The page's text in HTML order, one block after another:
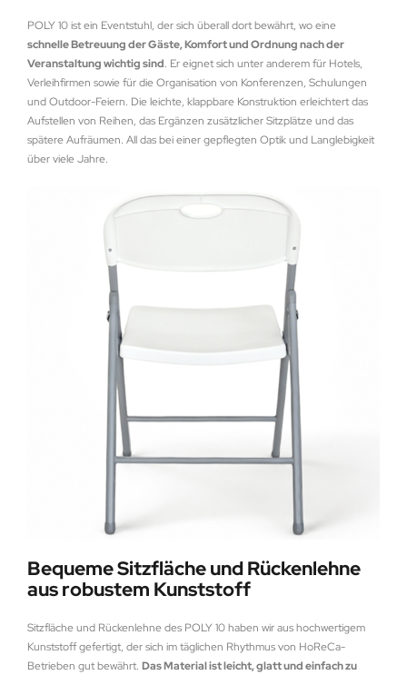
POLY 10 ist ein Eventstuhl, der sich überall dort bewährt, wo eine
schnelle Betreuung der Gäste, Komfort und Ordnung nach der
Veranstaltung wichtig sind. Er eignet sich unter anderem für Hotels,
Verleihfirmen sowie für die Organisation von Konferenzen, Schulungen
und Outdoor-Feiern. Die leichte, klappbare Konstruktion erleichtert das
Aufstellen von Reihen, das Ergänzen zusätzlicher Sitzplätze und das
spätere Aufräumen. All das bei einer gepflegten Optik und Langlebigkeit
über viele Jahre.
Bequeme Sitzfläche und Rückenlehne
aus robustem Kunststoff
Sitzfläche und Rückenlehne des POLY 10 haben wir aus hochwertigem
Kunststoff gefertigt, der sich im täglichen Rhythmus von HoReCa-
Betrieben gut bewährt. Das Material ist leicht, glatt und einfach zu